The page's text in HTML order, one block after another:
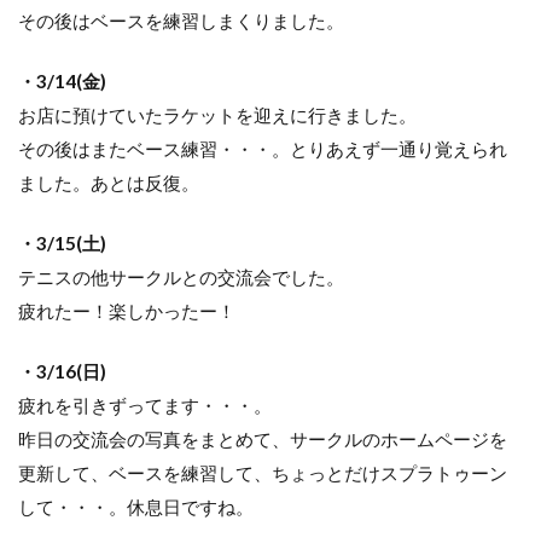
その後はベースを練習しまくりました。
・3/14(金)
お店に預けていたラケットを迎えに行きました。
その後はまたベース練習・・・。とりあえず一通り覚えられ
ました。あとは反復。
・3/15(土)
テニスの他サークルとの交流会でした。
疲れたー！楽しかったー！
・3/16(日)
疲れを引きずってます・・・。
昨日の交流会の写真をまとめて、サークルのホームページを
更新して、ベースを練習して、ちょっとだけスプラトゥーン
して・・・。休息日ですね。